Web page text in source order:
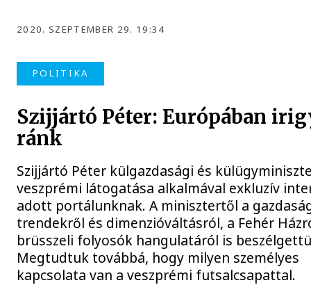
2020. SZEPTEMBER 29. 19:34
POLITIKA
Szijjártó Péter: Európában
ránk
Szijjártó Péter külgazdasági és
veszprémi látogatása alkalmával exkluzív
adott portálunknak. A minisztertől a
trendekről és dimenzióváltásról, a Fehér
brüsszeli folyosók hangulatáról is
Megtudtuk továbbá, hogy milyen személyes
kapcsolata van a veszprémi futsalcsapattal.